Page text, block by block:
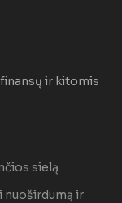
ir kitomis
sielą
nuoširdumą ir